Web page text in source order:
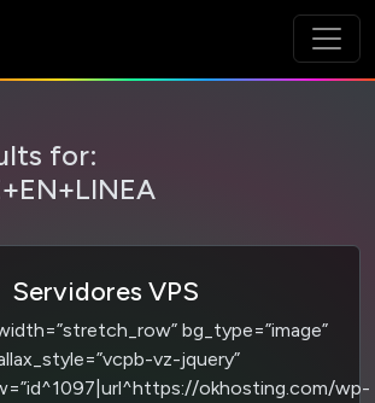
for:
Servidores VPS
bg_type=”image”
vz-jquery”
okhosting.com/wp-